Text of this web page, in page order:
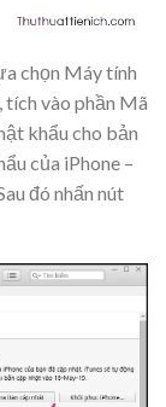
chọn Máy tính
tích vào phần Mã
khẩu cho bản
của iPhone –
đó nhấn nút